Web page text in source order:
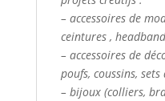
– accessoires de
ceintures ,
– accessoires de
poufs, coussins,
– bijoux (colliers,